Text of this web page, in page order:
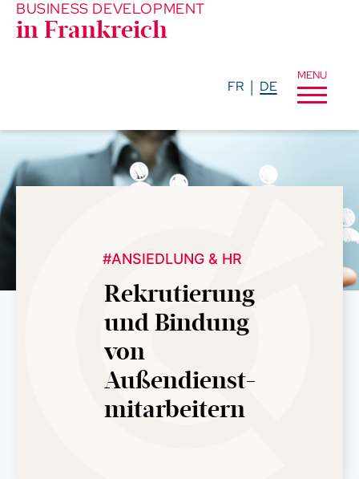
BUSINESS DEVELOPMENT
in Frankreich
FR DE
MENU
#ANSIEDLUNG & HR
Rekrutierung
und Bindung
von
Außendienst-
mitarbeitern